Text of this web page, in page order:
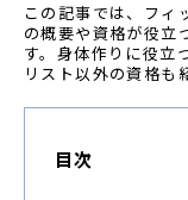
この記事では、フィ
の概要や資格が役立
す。身体作りに役立
リスト以外の資格も
目次